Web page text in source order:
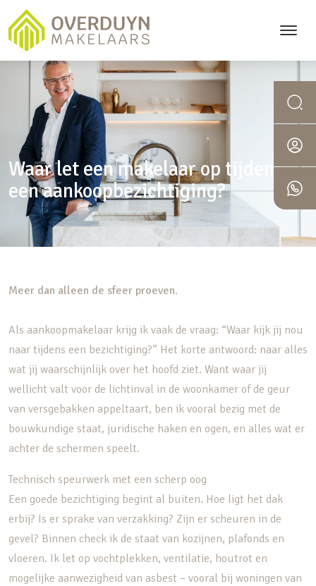
6276
Waar let een makelaar op tijdens
een aankoopbezichtiging?
Meer dan alleen de sfeer proeven.
Als aankoopmakelaar krijg ik vaak de vraag: “Waar kijk jij nou
naar tijdens een bezichtiging?” Het korte antwoord: naar alles
wat jij waarschijnlijk over het hoofd ziet. Want waar jij
wellicht valt voor de lichtinval in de woonkamer of de geur
van versgebakken appeltaart, ben ik vooral bezig met de
bouwkundige staat, juridische haken en ogen, en alles wat er
achter de schermen speelt.
Technisch speurwerk met een scherp oog
Een goede bezichtiging begint al buiten. Hoe ligt het dak
erbij? Is er sprake van verzakking? Zijn er scheuren in de
gevel? Binnen check ik de staat van kozijnen, plafonds en
vloeren. Ik let op vochtplekken, ventilatie, houtrot en
mogelijke aanwezigheid van asbest – vooral bij woningen van